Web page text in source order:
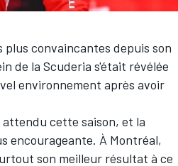
plus convaincantes depuis son
de la Scuderia s'était révélée
environnement après avoir
cette saison, et la
encourageante. À Montréal,
son meilleur résultat à ce